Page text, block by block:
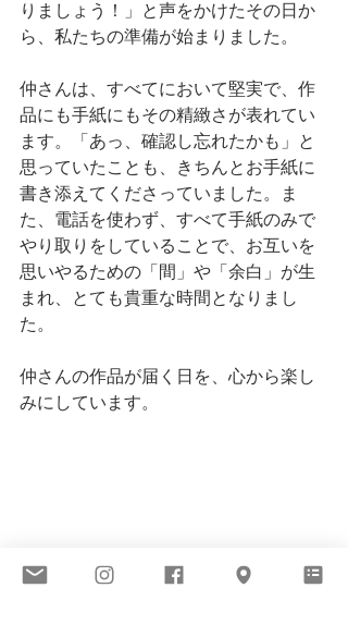
りましょう！」と声をかけたその日か
ら、私たちの準備が始まりました。
仲さんは、すべてにおいて堅実で、作
品にも手紙にもその精緻さが表れてい
ます。「あっ、確認し忘れたかも」と
思っていたことも、きちんとお手紙に
書き添えてくださっていました。ま
た、電話を使わず、すべて手紙のみで
やり取りをしていることで、お互いを
思いやるための「間」や「余白」が生
まれ、とても貴重な時間となりまし
た。
仲さんの作品が届く日を、心から楽し
みにしています。